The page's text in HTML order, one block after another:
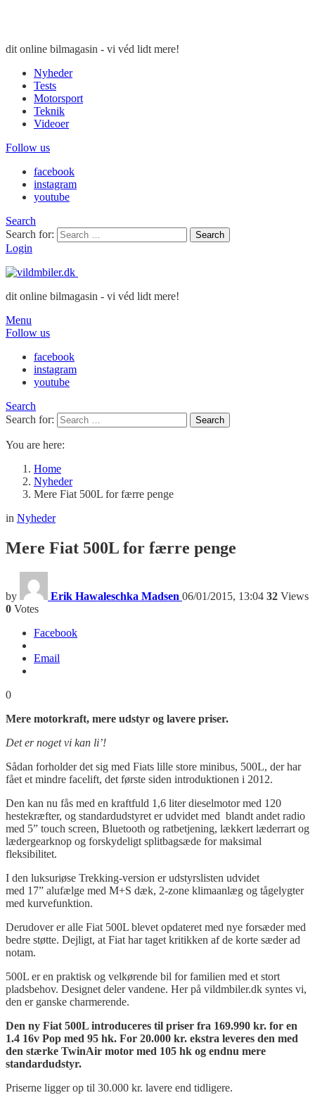
dit online bilmagasin - vi véd lidt mere!
Nyheder
Tests
Motorsport
Teknik
Videoer
Follow us
facebook
instagram
youtube
Search
Search for:
Search
Login
dit online bilmagasin - vi véd lidt mere!
Menu
Follow us
facebook
instagram
youtube
Search
Search for:
Search
You are here:
Home
Nyheder
Mere Fiat 500L for færre penge
in Nyheder
Mere Fiat 500L for færre penge
by Erik Hawaleschka Madsen 06/01/2015, 13:04 32 Views
0 Votes
Facebook
Email
0
Mere motorkraft, mere udstyr og lavere priser.
Det er noget vi kan li’!
Sådan forholder det sig med Fiats lille store minibus, 500L, der har
fået et mindre facelift, det første siden introduktionen i 2012.
Den kan nu fås med en kraftfuld 1,6 liter dieselmotor med 120
hestekræfter, og standardudstyret er udvidet med blandt andet radio
med 5” touch screen, Bluetooth og ratbetjening, lækkert læderrart og
lædergearknop og forskydeligt splitbagsæde for maksimal
fleksibilitet.
I den luksuriøse Trekking-version er udstyrslisten udvidet
med 17” alufælge med M+S dæk, 2-zone klimaanlæg og tågelygter
med kurvefunktion.
Derudover er alle Fiat 500L blevet opdateret med nye forsæder med
bedre støtte. Dejligt, at Fiat har taget kritikken af de korte sæder ad
notam.
500L er en praktisk og velkørende bil for familien med et stort
pladsbehov. Designet deler vandene. Her på vildmbiler.dk syntes vi,
den er ganske charmerende.
Den ny Fiat 500L introduceres til priser fra 169.990 kr. for en
1.4 16v Pop med 95 hk. For 20.000 kr. ekstra leveres den med
den stærke TwinAir motor med 105 hk og endnu mere
standardudstyr.
Priserne ligger op til 30.000 kr. lavere end tidligere.